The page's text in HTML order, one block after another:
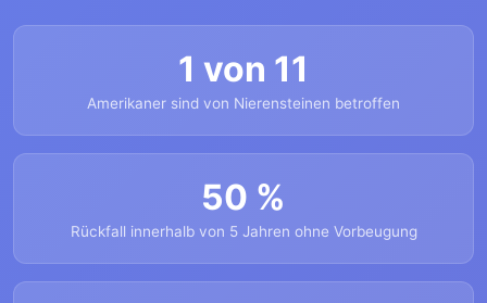
1 von 11
Amerikaner sind von Nierensteinen betroffen
50 %
Rückfall innerhalb von 5 Jahren ohne Vorbeugung